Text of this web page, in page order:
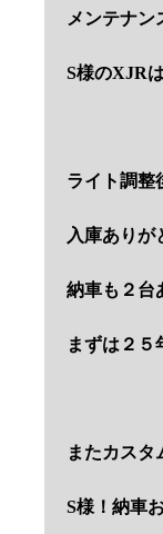
メンテナン
S様のXJR
ライト調整
入庫ありが
納車も２台
まずは２５
またカスタ
S様！納車